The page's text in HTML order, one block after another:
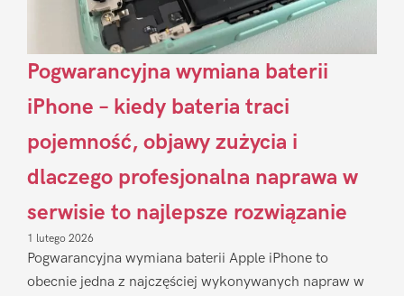
Pogwarancyjna wymiana baterii
iPhone – kiedy bateria traci
pojemność, objawy zużycia i
dlaczego profesjonalna naprawa w
serwisie to najlepsze rozwiązanie
1 lutego 2026
Pogwarancyjna wymiana baterii Apple iPhone to
obecnie jedna z najczęściej wykonywanych napraw w